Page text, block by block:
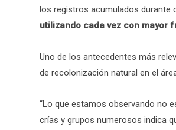
los registros acumulados durante
utilizando cada vez con mayor
Uno de los antecedentes más
de recolonización natural en el
“Lo que estamos observando no
crías y grupos numerosos indica